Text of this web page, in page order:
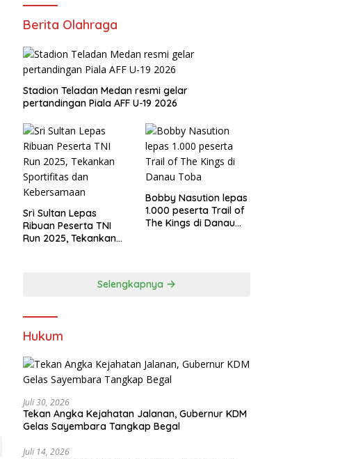
Berita Olahraga
Stadion Teladan Medan resmi gelar
pertandingan Piala AFF U-19 2026
Sri Sultan Lepas
Ribuan Peserta TNI
Run 2025, Tekankan
Bobby Nasution lepas
1.000 peserta Trail of
The Kings di Danau
Selengkapnya
Hukum
Juli 30, 2026
Tekan Angka Kejahatan Jalanan, Gubernur KDM
Gelas Sayembara Tangkap Begal
Juli 14, 2026